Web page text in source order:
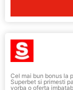
Cel mai bun bonus la
Superbet si primesti
vorba o oferta